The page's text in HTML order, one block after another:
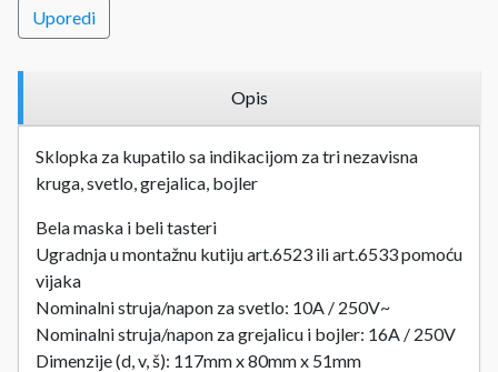
Uporedi
Opis
Sklopka za kupatilo sa indikacijom za tri nezavisna
kruga, svetlo, grejalica, bojler
Bela maska i beli tasteri
Ugradnja u montažnu kutiju art.6523 ili art.6533 pomoću
vijaka
Nominalni struja/napon za svetlo: 10A / 250V~
Nominalni struja/napon za grejalicu i bojler: 16A / 250V
Dimenzije (d, v, š): 117mm x 80mm x 51mm